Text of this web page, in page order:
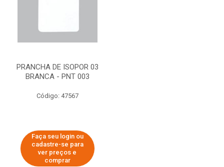
PRANCHA DE ISOPOR 03
BRANCA - PNT 003
Código: 47567
Faça seu login ou
cadastre-se para
ver preços e
comprar